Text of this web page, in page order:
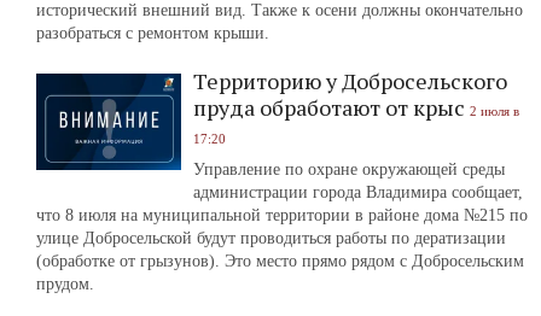
исторический внешний вид. Также к осени должны окончательно
разобраться с ремонтом крыши.
Территорию у Добросельского
пруда обработают от крыс 2 июля в
17:20
Управление по охране окружающей среды
администрации города Владимира сообщает,
что 8 июля на муниципальной территории в районе дома №215 по
улице Добросельской будут проводиться работы по дератизации
(обработке от грызунов). Это место прямо рядом с Добросельским
прудом.